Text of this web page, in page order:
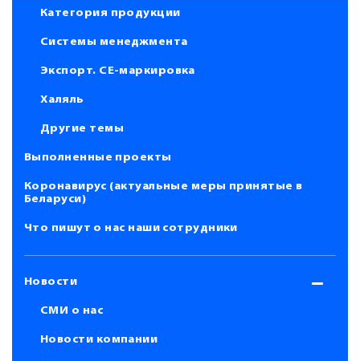
Категория продукции
Системы менеджмента
Экспорт. СЕ-маркировка
Халяль
Другие темы
Выполненные проекты
Коронавирус (актуальные меры принятые в
Беларуси)
Что пишут о нас наши сотрудники
Новости
СМИ о нас
Новости компании